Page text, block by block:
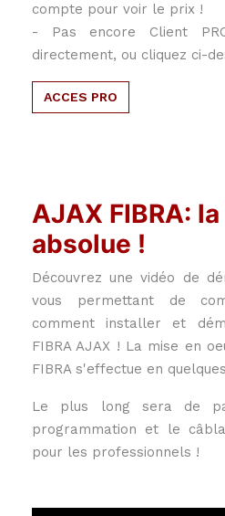
compte pour voir le prix !
- Pas encore Client
directement, ou cliquez ci-
ACCES PRO
AJAX FIBRA:
absolue !
Découvrez une vidéo de
vous permettant de
comment installer et
FIBRA AJAX ! La mise en
FIBRA s'effectue en
Le plus long sera de
programmation et le
pour les professionnels !